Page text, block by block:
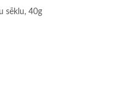
sēklu, 40g